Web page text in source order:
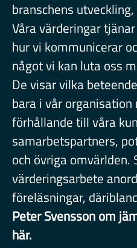
branschens
Våra värderingar
hur vi kommunicerar
något vi kan luta oss
De visar vilka
bara i vår organisation
förhållande till våra
samarbetspartners,
och övriga omvärlden.
värderingsarbete
föreläsningar,
Peter Svensson om
här.